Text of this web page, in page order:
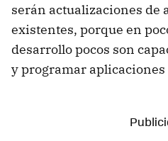
serán actualizaciones de
existentes, porque en
desarrollo pocos son
y programar aplicaciones